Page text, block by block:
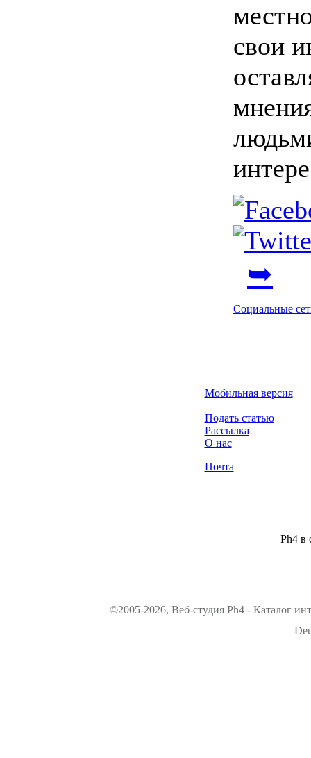
свои
➥
Социальные
Мобильная версия
Подать статью
Рассылка
О нас
Почта
Ph4 в
©2005-2026, Веб-студия Ph4 - Каталог